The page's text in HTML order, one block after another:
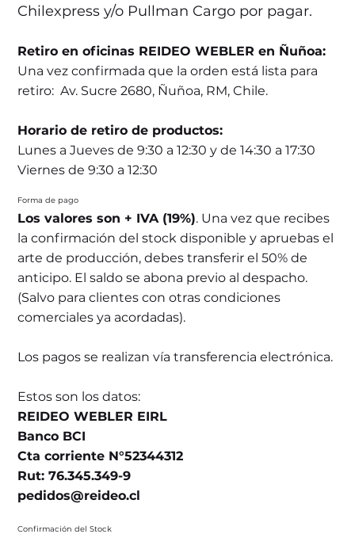
Chilexpress y/o Pullman Cargo por pagar.
Retiro en oficinas REIDEO WEBLER en Ñuñoa:
Una vez confirmada que la orden está lista para
retiro: Av. Sucre 2680, Ñuñoa, RM, Chile.
Horario de retiro de productos:
Lunes a Jueves de 9:30 a 12:30 y de 14:30 a 17:30
Viernes de 9:30 a 12:30
Forma de pago
Los valores son + IVA (19%). Una vez que recibes
la confirmación del stock disponible y apruebas el
arte de producción, debes transferir el 50% de
anticipo. El saldo se abona previo al despacho.
(Salvo para clientes con otras condiciones
comerciales ya acordadas).
Los pagos se realizan vía transferencia electrónica.
Estos son los datos:
REIDEO WEBLER EIRL
Banco BCI
Cta corriente N°52344312
Rut: 76.345.349-9
pedidos@reideo.cl
Confirmación del Stock